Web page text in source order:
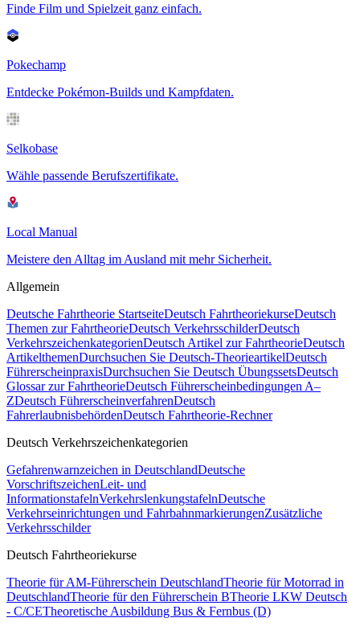
Finde Film und Spielzeit ganz einfach.
Pokechamp
Entdecke Pokémon-Builds und Kampfdaten.
Selkobase
Wähle passende Berufszertifikate.
Local Manual
Meistere den Alltag im Ausland mit mehr Sicherheit.
Allgemein
Deutsche Fahrtheorie StartseiteDeutsch FahrtheoriekurseDeutsch
Themen zur FahrtheorieDeutsch VerkehrsschilderDeutsch
VerkehrszeichenkategorienDeutsch Artikel zur FahrtheorieDeutsch
ArtikelthemenDurchsuchen Sie Deutsch-TheorieartikelDeutsch
FührerscheinpraxisDurchsuchen Sie Deutsch ÜbungssetsDeutsch
Glossar zur FahrtheorieDeutsch Führerscheinbedingungen A–
ZDeutsch FührerscheinverfahrenDeutsch
FahrerlaubnisbehördenDeutsch Fahrtheorie-Rechner
Deutsch Verkehrszeichenkategorien
Gefahrenwarnzeichen in DeutschlandDeutsche
VorschriftszeichenLeit- und
InformationstafelnVerkehrslenkungstafelnDeutsche
Verkehrseinrichtungen und FahrbahnmarkierungenZusätzliche
Verkehrsschilder
Deutsch Fahrtheoriekurse
Theorie für AM-Führerschein DeutschlandTheorie für Motorrad in
DeutschlandTheorie für den Führerschein BTheorie LKW Deutsch
- C/CETheoretische Ausbildung Bus & Fernbus (D)